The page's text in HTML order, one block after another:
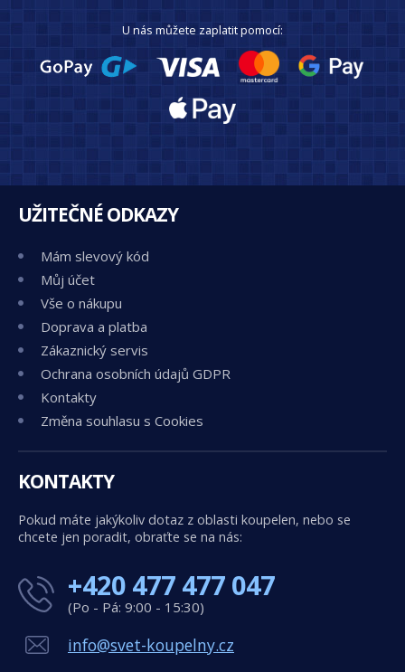
U nás můžete zaplatit pomocí:
UŽITEČNÉ ODKAZY
Mám slevový kód
Můj účet
Vše o nákupu
Doprava a platba
Zákaznický servis
Ochrana osobních údajů GDPR
Kontakty
Změna souhlasu s Cookies
KONTAKTY
Pokud máte jakýkoliv dotaz z oblasti koupelen, nebo se
chcete jen poradit, obraťte se na nás:
+420 477 477 047
(Po - Pá: 9:00 - 15:30)
info@svet-koupelny.cz